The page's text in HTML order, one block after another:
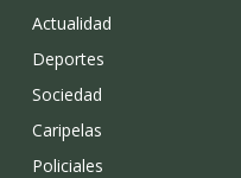
Actualidad
Deportes
Sociedad
Caripelas
Policiales